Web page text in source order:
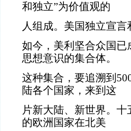
和独立”为价值观的
人组成。美国独立宣言
如今，美利坚合众国
思想意识的集合体。
这种集合，要追溯到
陆各个国家，来到这
片新大陆、新世界。
的欧洲国家在北美